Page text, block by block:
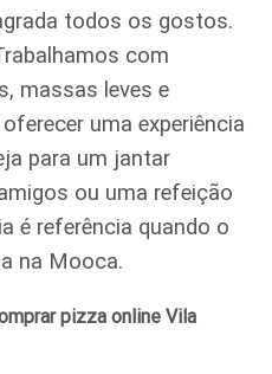
todos os gostos.
com
massas leves e
uma experiência
para um jantar
ou uma refeição
é referência quando o
na Mooca.
pizza online Vila